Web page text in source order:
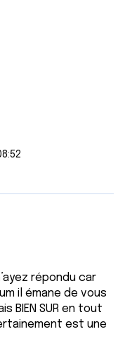
répondu car
il émane de vous
BIEN SUR en tout
est une